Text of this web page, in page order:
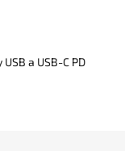
a USB-C PD